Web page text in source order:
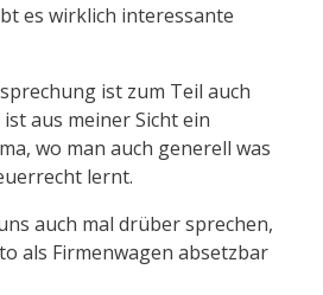
es wirklich interessante
ist zum Teil auch
aus meiner Sicht ein
wo man auch generell was
lernt.
auch mal drüber sprechen,
als Firmenwagen absetzbar